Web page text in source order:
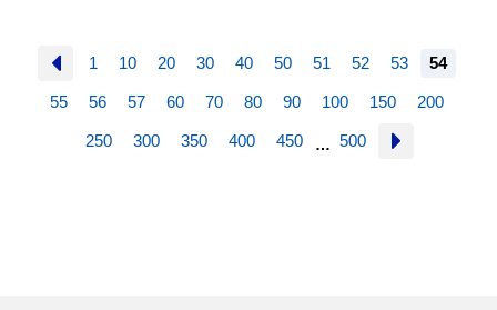
1 10 20 30 40 50 51 52 53 54
55 56 57 60 70 80 90 100 150 200
250 300 350 400 450 … 500